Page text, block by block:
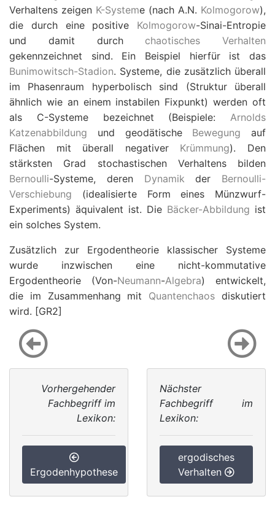
Verhaltens zeigen K-Systeme (nach A.N. Kolmogorow),
die durch eine positive Kolmogorow-Sinai-Entropie
und damit durch chaotisches Verhalten
gekennzeichnet sind. Ein Beispiel hierfür ist das
Bunimowitsch-Stadion. Systeme, die zusätzlich überall
im Phasenraum hyperbolisch sind (Struktur überall
ähnlich wie an einem instabilen Fixpunkt) werden oft
als C-Systeme bezeichnet (Beispiele: Arnolds
Katzenabbildung und geodätische Bewegung auf
Flächen mit überall negativer Krümmung). Den
stärksten Grad stochastischen Verhaltens bilden
Bernoulli-Systeme, deren Dynamik der Bernoulli-
Verschiebung (idealisierte Form eines Münzwurf-
Experiments) äquivalent ist. Die Bäcker-Abbildung ist
ein solches System.
Zusätzlich zur Ergodentheorie klassischer Systeme
wurde inzwischen eine nicht-kommutative
Ergodentheorie (Von-Neumann-Algebra) entwickelt,
die im Zusammenhang mit Quantenchaos diskutiert
wird. [GR2]
Vorhergehender
Fachbegriff im
Lexikon:
Ergodenhypothese
Nächster
Fachbegriff im
Lexikon:
ergodisches
Verhalten